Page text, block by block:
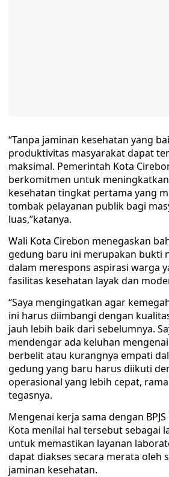
“Tanpa jaminan kesehatan yang
produktivitas masyarakat dapat
maksimal. Pemerintah Kota
berkomitmen untuk
kesehatan tingkat pertama yang
tombak pelayanan publik bagi
luas,”katanya.
​Wali Kota Cirebon menegaskan
gedung baru ini merupakan bukti
dalam merespons aspirasi warga
fasilitas kesehatan layak dan
“Saya mengingatkan agar
ini harus diimbangi dengan
jauh lebih baik dari sebelumnya.
mendengar ada keluhan
berbelit atau kurangnya empati
gedung yang baru harus diikuti
operasional yang lebih cepat,
tegasnya.
​Mengenai kerja sama dengan
Kota menilai hal tersebut sebagai
untuk memastikan layanan
dapat diakses secara merata oleh
jaminan kesehatan.